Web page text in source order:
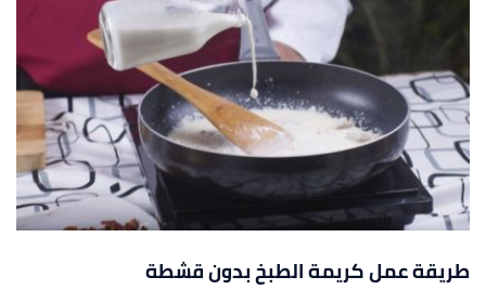
طريقة عمل كريمة الطبخ بدون قشطة